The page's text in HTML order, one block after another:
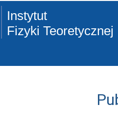
Instytut
Fizyki Teoretycznej